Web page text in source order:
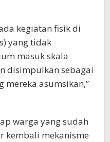
kegiatan fisik di
yang tidak
masuk skala
disimpulkan sebagai
mereka asumsikan,”
warga yang sudah
kembali mekanisme